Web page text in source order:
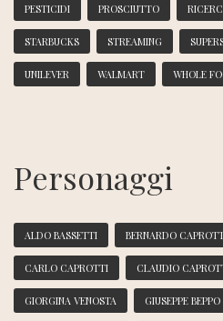
PESTICIDI PROSCIUTTO
STARBUCKS STREAMING
UNILEVER WALMART WHOLE
Personaggi
ALDO BASSETTI BERNARDO
CARLO CAPROTTI CLAUDIO
GIORGINA VENOSTA GIUSEPPE